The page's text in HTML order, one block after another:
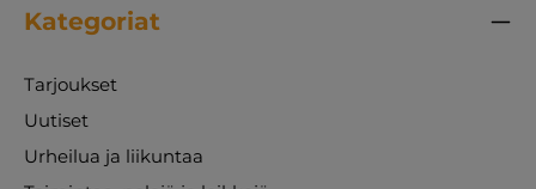
Kategoriat
Tarjoukset
Uutiset
Urheilua ja liikuntaa